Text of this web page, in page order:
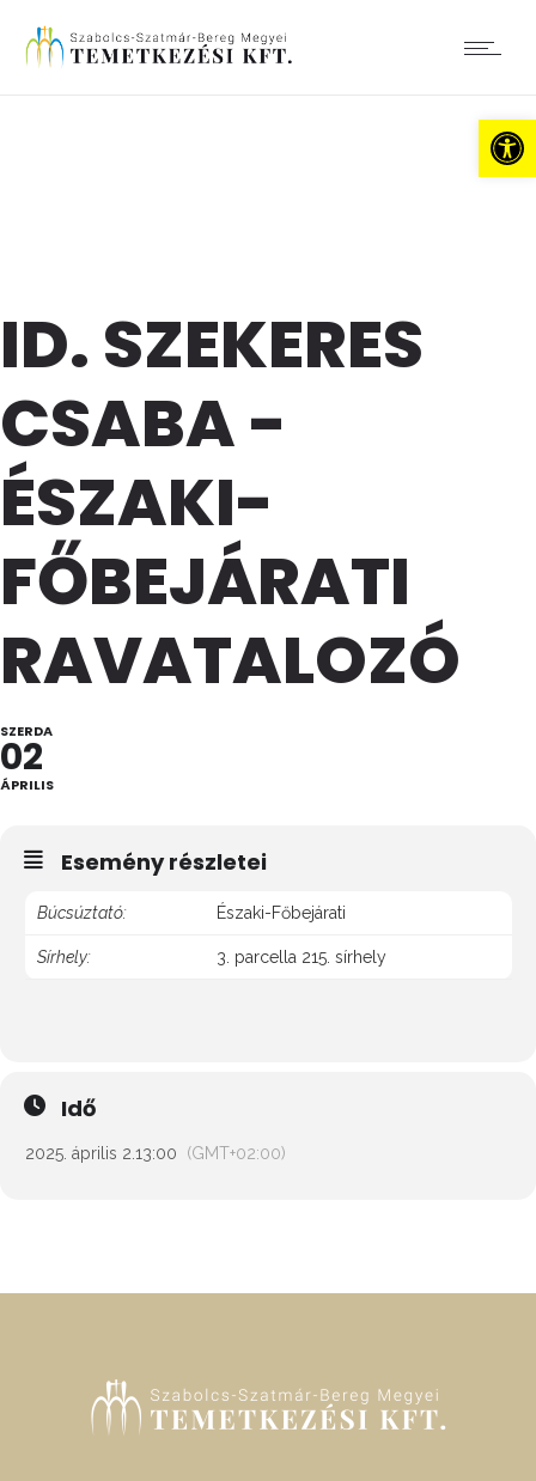
ID. SZEKERES
CSABA -
ÉSZAKI-
FŐBEJÁRATI
RAVATALOZÓ
SZERDA
02
ÁPRILIS
Esemény részletei
Búcsúztató: Északi-Főbejárati
Sírhely: 3. parcella 215. sírhely
Idő
2025. április 2. 13:00 (GMT+02:00)